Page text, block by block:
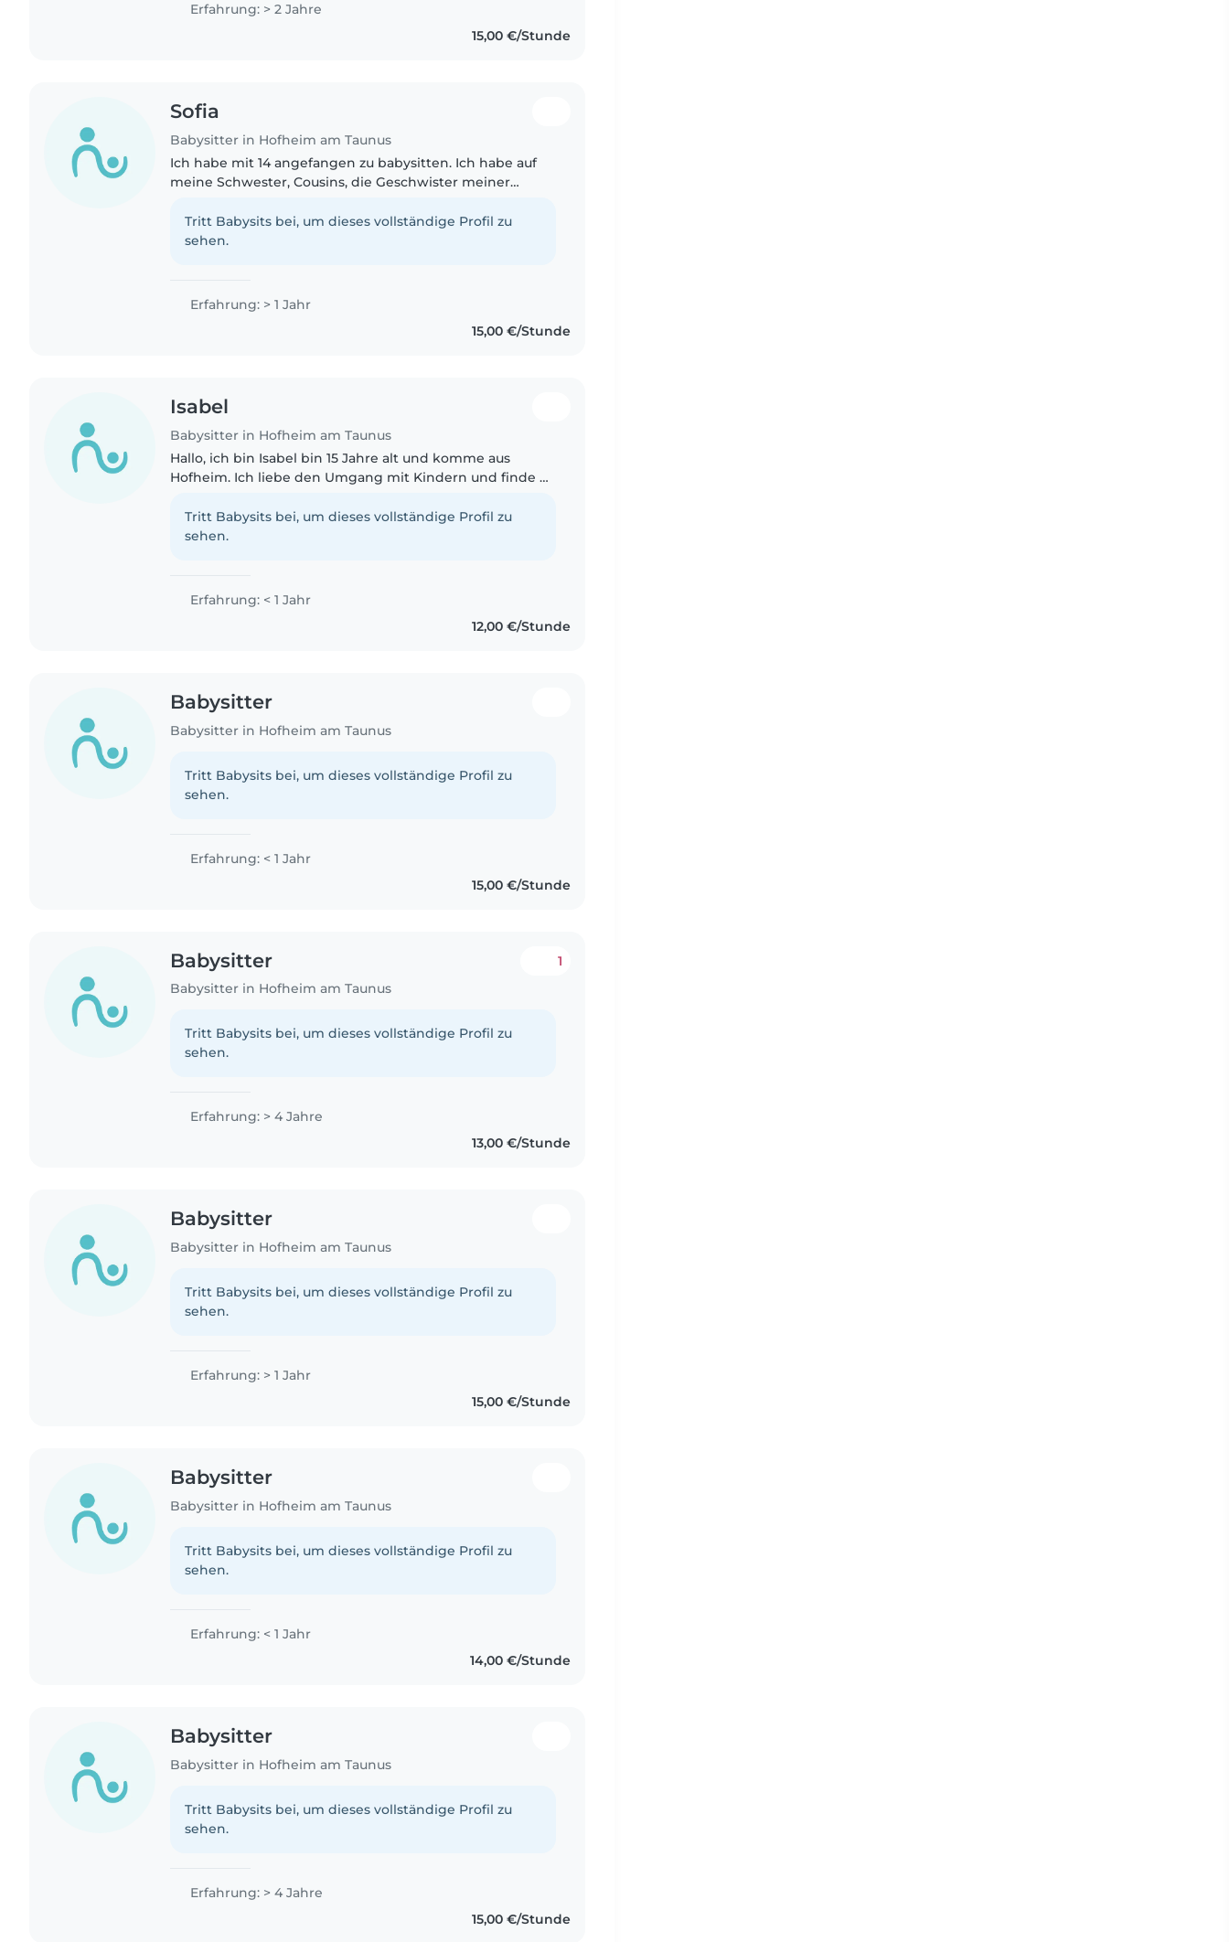
Erfahrung: > 2 Jahre
15,00 €/Stunde
Sofia
Babysitter in Hofheim am Taunus
Ich habe mit 14 angefangen zu babysitten. Ich habe auf
meine Schwester, Cousins, die Geschwister meiner
aufgepasst. Nach den Sommerferien..
Tritt Babysits bei, um dieses vollständige Profil zu
sehen.
Erfahrung: > 1 Jahr
15,00 €/Stunde
Isabel
Babysitter in Hofheim am Taunus
Hallo, ich bin Isabel bin 15 Jahre alt und komme aus
Hofheim. Ich liebe den Umgang mit Kindern und finde es
spielen oder draußen..
Tritt Babysits bei, um dieses vollständige Profil zu
sehen.
Erfahrung: < 1 Jahr
12,00 €/Stunde
Babysitter
Babysitter in Hofheim am Taunus
Tritt Babysits bei, um dieses vollständige Profil zu
sehen.
Erfahrung: < 1 Jahr
15,00 €/Stunde
Babysitter
Babysitter in Hofheim am Taunus
1
Tritt Babysits bei, um dieses vollständige Profil zu
sehen.
Erfahrung: > 4 Jahre
13,00 €/Stunde
Babysitter
Babysitter in Hofheim am Taunus
Tritt Babysits bei, um dieses vollständige Profil zu
sehen.
Erfahrung: > 1 Jahr
15,00 €/Stunde
Babysitter
Babysitter in Hofheim am Taunus
Tritt Babysits bei, um dieses vollständige Profil zu
sehen.
Erfahrung: < 1 Jahr
14,00 €/Stunde
Babysitter
Babysitter in Hofheim am Taunus
Tritt Babysits bei, um dieses vollständige Profil zu
sehen.
Erfahrung: > 4 Jahre
15,00 €/Stunde